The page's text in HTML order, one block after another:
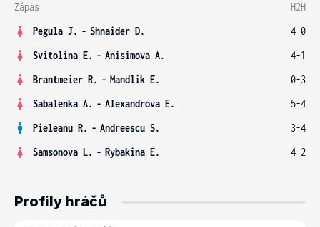
Zápas
H2H
Pegula J. - Shnaider D.
4-0
Svitolina E. - Anisimova A.
4-1
Brantmeier R. - Mandlik E.
0-3
Sabalenka A. - Alexandrova E.
5-4
Pieleanu R. - Andreescu S.
3-4
Samsonova L. - Rybakina E. 4-2
Profily hráčů